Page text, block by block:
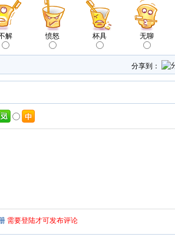
解 愤怒 杯具 无聊
分享到：